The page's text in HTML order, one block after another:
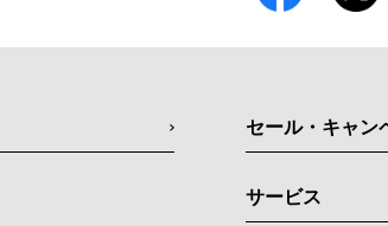
セール・キャン
サービス